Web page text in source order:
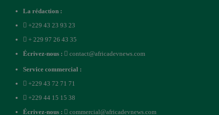
La rédaction :
+229 43 23 93 23
+ 229 97 26 43 35
Écrivez-nous :
contact@africadevnews.com
Service commercial :
+229 43 72 71 71
+229 44 15 15 38
Écrivez-nous :
commercial@africadevnews.com